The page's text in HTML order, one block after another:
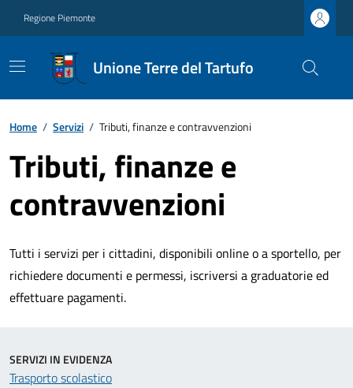
Regione Piemonte
Unione Terre del Tartufo
Home / Servizi / Tributi, finanze e contravvenzioni
Tributi, finanze e
contravvenzioni
Tutti i servizi per i cittadini, disponibili online o a sportello, per
richiedere documenti e permessi, iscriversi a graduatorie ed
effettuare pagamenti.
SERVIZI IN EVIDENZA
Trasporto scolastico